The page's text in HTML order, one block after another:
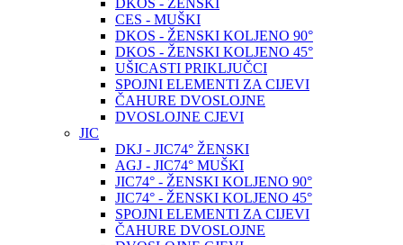
DKOS - ŽENSKI
CES - MUŠKI
DKOS - ŽENSKI KOLJENO 90°
DKOS - ŽENSKI KOLJENO 45°
UŠICASTI PRIKLJUČCI
SPOJNI ELEMENTI ZA CIJEVI
ČAHURE DVOSLOJNE
DVOSLOJNE CJEVI
JIC
DKJ - JIC74° ŽENSKI
AGJ - JIC74° MUŠKI
JIC74° - ŽENSKI KOLJENO 90°
JIC74° - ŽENSKI KOLJENO 45°
SPOJNI ELEMENTI ZA CIJEVI
ČAHURE DVOSLOJNE